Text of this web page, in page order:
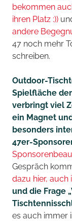
bekommen
ihren Platz :))
andere
47 noch mehr
schreiben.
Outdoor-
Spielfläche
verbringt viel
ein Magnet
besonders
47er-
Gespräch
dazu hier, auch
und die Frage
es auch immer